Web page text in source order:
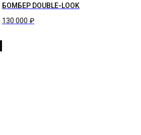
БОМБЕР DOUBLE-LOOK
130 000 ₽